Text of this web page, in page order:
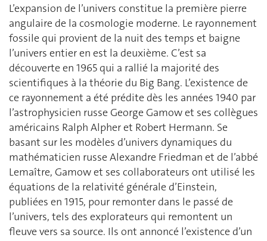
L’expansion de l’univers constitue la première pierre
angulaire de la cosmologie moderne. Le rayonnement
fossile qui provient de la nuit des temps et baigne
l’univers entier en est la deuxième. C’est sa
découverte en 1965 qui a rallié la majorité des
scientifiques à la théorie du Big Bang. L’existence de
ce rayonnement a été prédite dès les années 1940 par
l’astrophysicien russe George Gamow et ses collègues
américains Ralph Alpher et Robert Hermann. Se
basant sur les modèles d’univers dynamiques du
mathématicien russe Alexandre Friedman et de l’abbé
Lemaître, Gamow et ses collaborateurs ont utilisé les
équations de la relativité générale d’Einstein,
publiées en 1915, pour remonter dans le passé de
l’univers, tels des explorateurs qui remontent un
fleuve vers sa source. Ils ont annoncé l’existence d’un